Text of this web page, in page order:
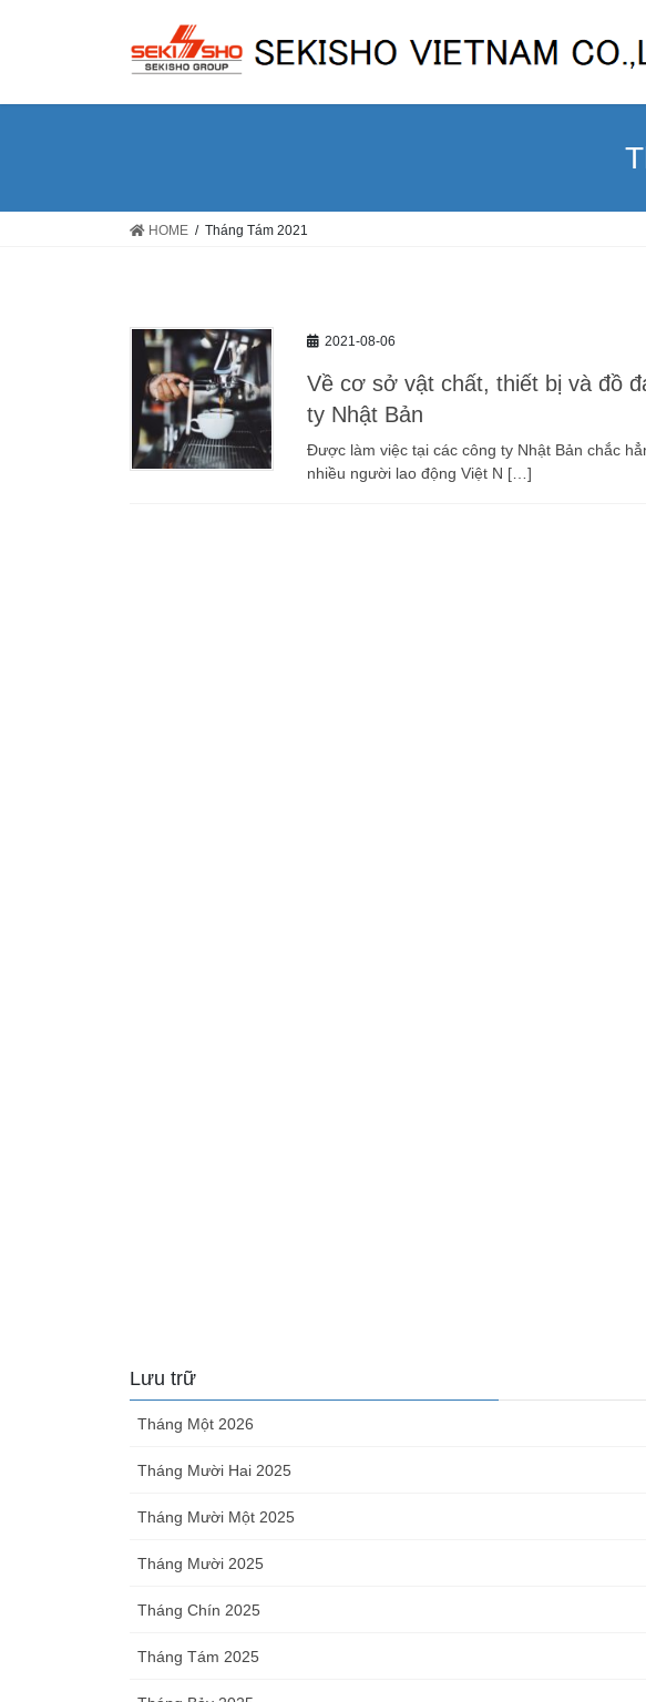
HOME Tháng Tám 2021
2021-08-06
Về cơ sở vật chất, thiết bị và đồ
ty Nhật Bản
Được làm việc tại các công ty Nhật Bản chắc
nhiều người lao động Việt N […]
Lưu trữ
Tháng Một 2026
Tháng Mười Hai 2025
Tháng Mười Một 2025
Tháng Mười 2025
Tháng Chín 2025
Tháng Tám 2025